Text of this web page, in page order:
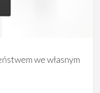
we własnym